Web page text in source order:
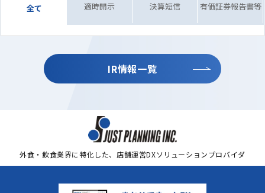
全て 適時開示 決算短信 有価証券報告書等
IR情報一覧
外食・飲食業界に特化した、店舗運営DXソリューションプロバイダ